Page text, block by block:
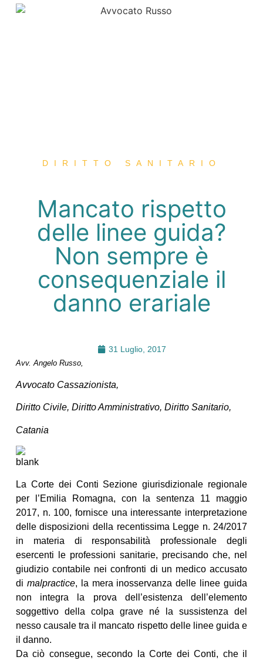
DIRITTO SANITARIO
Mancato rispetto
delle linee guida?
Non sempre è
consequenziale il
danno erariale
31 Luglio, 2017
Avv. Angelo Russo,
Avvocato Cassazionista,
Diritto Civile, Diritto Amministrativo, Diritto Sanitario,
Catania
La Corte dei Conti Sezione giurisdizionale regionale
per l’Emilia Romagna, con la sentenza 11 maggio
2017, n. 100, fornisce una interessante interpretazione
delle disposizioni della recentissima Legge n. 24/2017
in materia di responsabilità professionale degli
esercenti le professioni sanitarie, precisando che, nel
giudizio contabile nei confronti di un medico accusato
di malpractice, la mera inosservanza delle linee guida
non integra la prova dell’esistenza dell’elemento
soggettivo della colpa grave né la sussistenza del
nesso causale tra il mancato rispetto delle linee guida e
il danno.
Da ciò consegue, secondo la Corte dei Conti, che il